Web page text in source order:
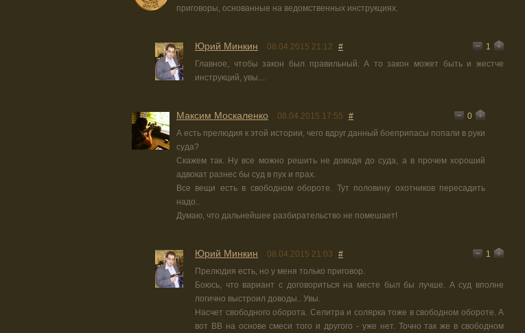
приговоры, основанные на ведомственных инструкциях.
Юрий Минкин 08.04.2015 21:12 #
1
Главное, чтобы закон был правильный. А то закон может быть и жестче
инструкций, увы....
Максим Москаленко 08.04.2015 17:55 #
0
А есть прелюдия к этой истории, чего вдруг данный боеприпасы попали в руки
суда?
Скажем так. Ну все можно решить не доводя до суда, а в прочем хороший
адвокат разнес бы суд в пух и прах.
Все вещи есть в свободном обороте. Тут половину охотников пересадить
надо..
Думаю, что дальнейшее разбирательство не помешает!
Юрий Минкин 08.04.2015 21:03 #
1
Прелюдия есть, но у меня только приговор.
Боюсь, что вариант с договориться на месте был бы лучше. А суд вполне
логично выстроил доводы.. Увы.
Насчет свободного оборота. Селитра и солярка тоже в свободном обороте. А
вот ВВ на основе смеси того и другого - уже нет. Точно так же в свободном